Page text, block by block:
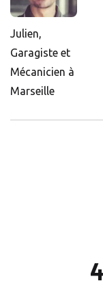
Julien,
Garagiste et
Mécanicien à
Marseille